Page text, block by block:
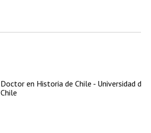
Doctor en Historia de Chile - Universidad de
Chile